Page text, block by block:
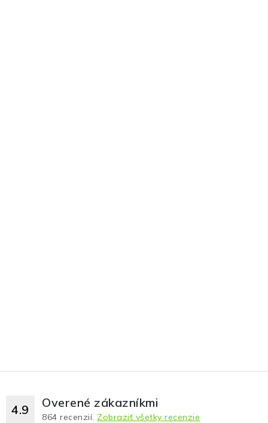
4.9 Overené zákazníkmi
864 recenzií. Zobraziť všetky recenzie